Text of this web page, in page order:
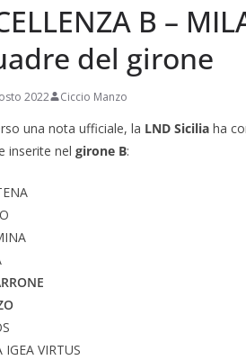
B –
del girone
2022 Ciccio Manzo
una nota ufficiale, la LND Sicilia ha
inserite nel girone B:
IGEA VIRTUS